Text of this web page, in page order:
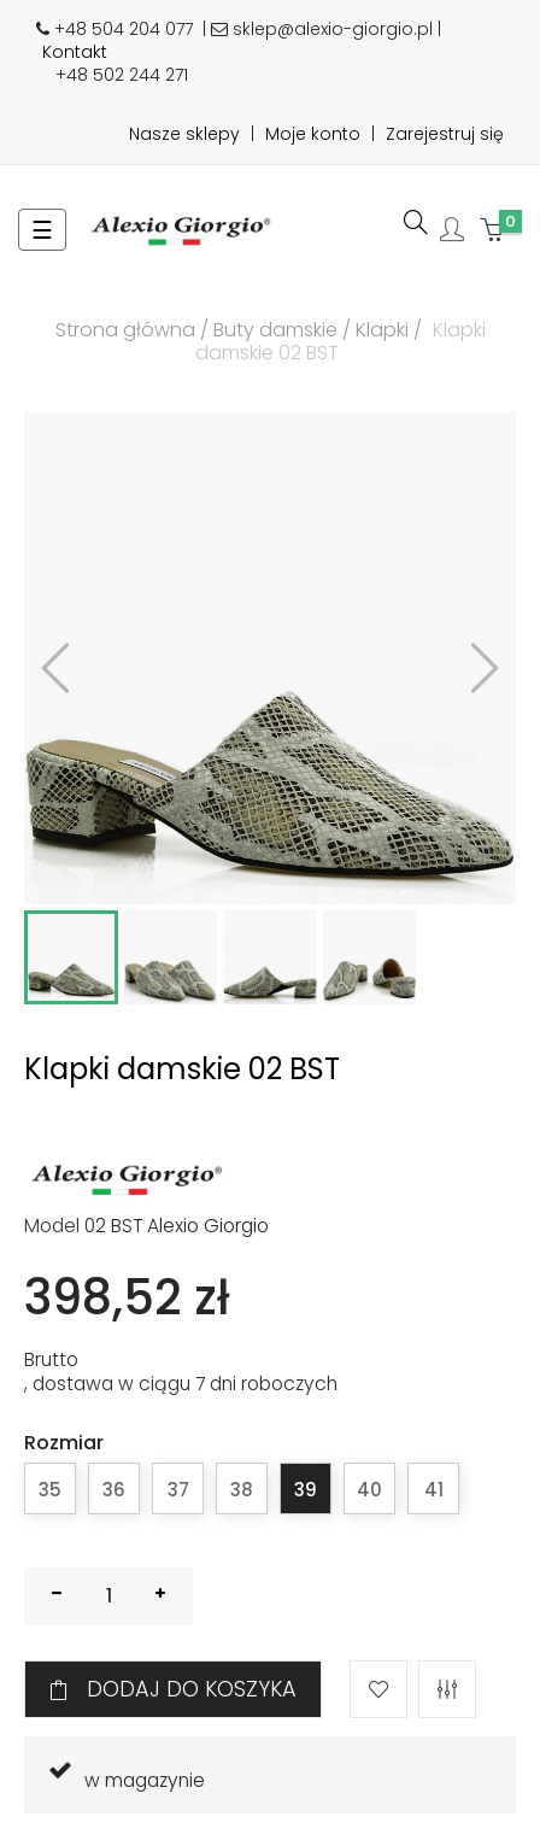
+48 504 204 077
sklep@alexio-giorgio.pl |
Kontakt
+48 502 244 271
Nasze sklepy Moje konto Zarejestruj się
Toggle
navigation
☰ 0
Strona główna Buty damskie Klapki
Klapki
damskie 02 BST
Klapki damskie 02 BST
Model 02 BST Alexio Giorgio
398,52 zł
Brutto
, dostawa w ciągu 7 dni roboczych
Rozmiar
35 36 37 38 39 40 41
DODAJ DO KOSZYKA
w magazynie